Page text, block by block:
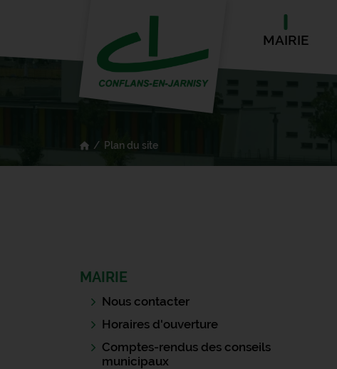
MAIRIE
Plan du site
MAIRIE
Nous contacter
Horaires d'ouverture
Comptes-rendus des conseils
municipaux